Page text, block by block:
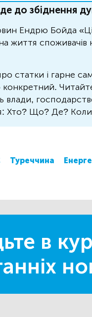
до збіднення
Ендрю Бойда
життя споживачів
статки і гарне
влади,
Хто? Що? Де?
Туреччина
в